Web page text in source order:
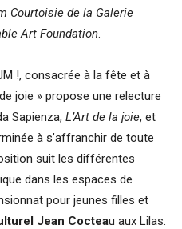
Courtoisie de la Galerie
Art Foundation.
!, consacrée à la fête et à
joie » propose une relecture
Sapienza, L’Art de la joie, et
à s’affranchir de toute
suit les différentes
dans les espaces de
pour jeunes filles et
Jean Cocteau aux Lilas.